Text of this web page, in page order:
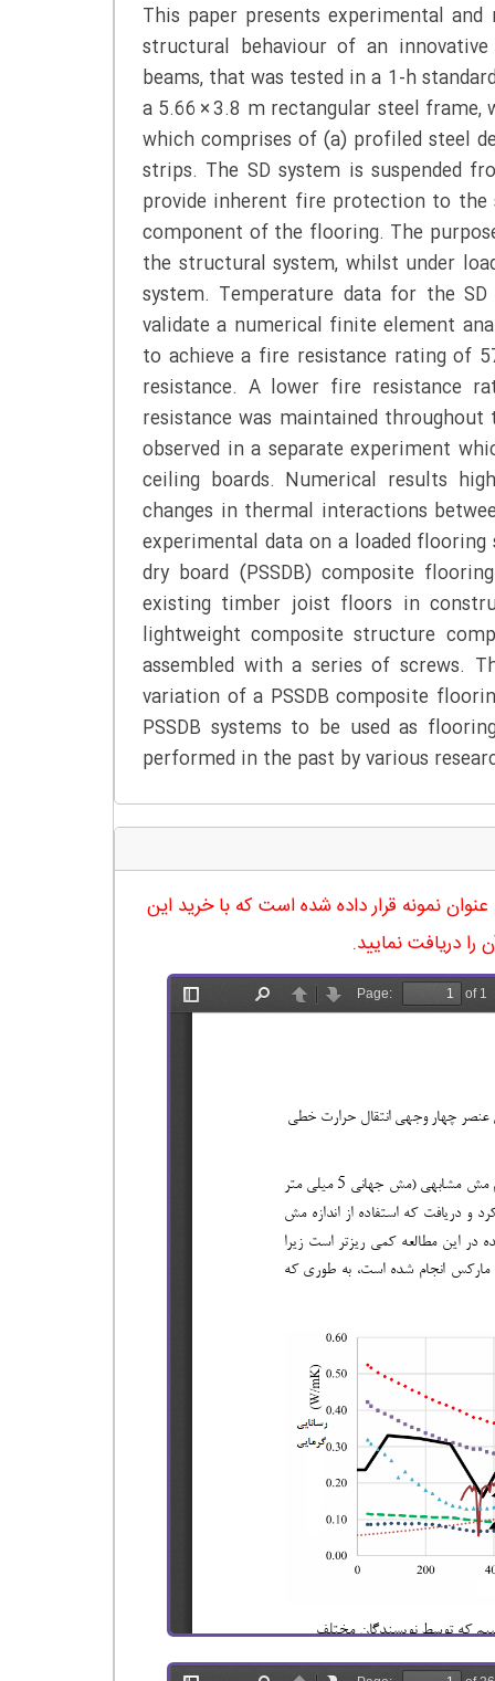
This paper presents experimental
structural behaviour of an
beams, that was tested in a 1-h
a 5.66 × 3.8 m rectangular steel
which comprises of (a) profiled steel
strips. The SD system is suspended
provide inherent fire protection to
component of the flooring. The
the structural system, whilst under
system. Temperature data for the
validate a numerical finite element
to achieve a fire resistance rating of
resistance. A lower fire resistance
resistance was maintained
observed in a separate experiment
ceiling boards. Numerical results
changes in thermal interactions
experimental data on a loaded
dry board (PSSDB) composite
existing timber joist floors in
lightweight composite structure
assembled with a series of screws.
variation of a PSSDB composite
PSSDB systems to be used as
performed in the past by various
در 27 صفحه آماده شده و در ادامه نیز صفحه 17 آن به عنوان نمونه قرار داده شده است که با خرید این